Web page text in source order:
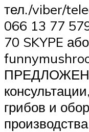
тел./viber/
066 13 77
70 SKYPE
грибов и